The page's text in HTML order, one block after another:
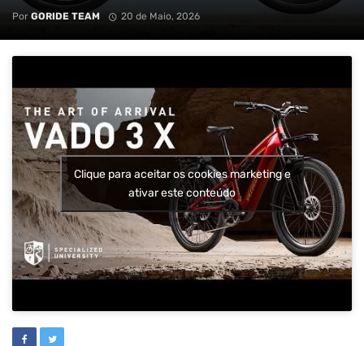
Por GORIDE TEAM 20 de Maio, 2026
Clique para aceitar os cookies marketing e
ativar este conteúdo